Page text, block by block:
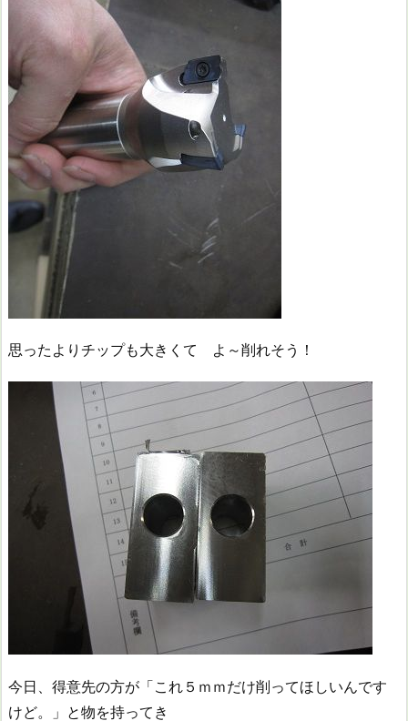
思ったよりチップも大きくて よ～削れそう！
今日、得意先の方が「これ５ｍｍだけ削ってほしいんです
けど。」と物を持ってき